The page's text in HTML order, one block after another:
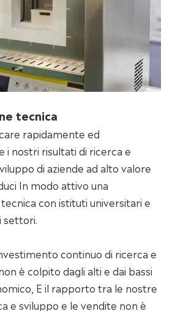
tecnica
rapidamente ed
i nostri risultati di ricerca e
di aziende ad alto valore
In modo attivo una
con istituti universitari e
settori.
continuo di ricerca e
è colpito dagli alti e dai bassi
E il rapporto tra le nostre
e sviluppo e le vendite non è